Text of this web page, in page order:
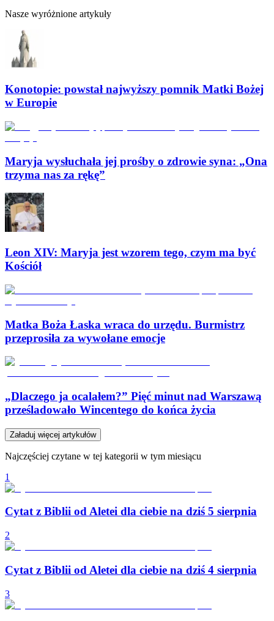
Nasze wyróżnione artykuły
Konotopie: powstał najwyższy pomnik Matki Bożej
w Europie
Maryja wysłuchała jej prośby o zdrowie syna: „Ona
trzyma nas za rękę”
Leon XIV: Maryja jest wzorem tego, czym ma być
Kościół
Matka Boża Łaska wraca do urzędu. Burmistrz
przeprosiła za wywołane emocje
„Dlaczego ja ocalałem?” Pięć minut nad Warszawą
prześladowało Wincentego do końca życia
Załaduj więcej artykułów
Najczęściej czytane w tej kategorii w tym miesiącu
1
Cytat z Biblii od Aletei dla ciebie na dziś 5 sierpnia
2
Cytat z Biblii od Aletei dla ciebie na dziś 4 sierpnia
3